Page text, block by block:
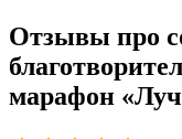
Отзывы про
марафон